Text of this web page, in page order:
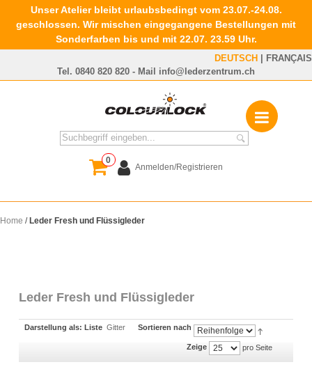
Unser Atelier bleibt urlaubsbedingt vom 23.07.-24.08.
geschlossen. Wir mischen eingegangene Bestellungen mit
Sonderfarben bis und mit 22.07. 23.59 Uhr.
DEUTSCH | FRANÇAIS
Tel. 0840 820 820 - Mail info@lederzentrum.ch
0
Anmelden/Registrieren
Home /Leder Fresh und Flüssigleder
Leder Fresh und Flüssigleder
Darstellung als: Liste Gitter Sortieren nach
Zeige pro Seite